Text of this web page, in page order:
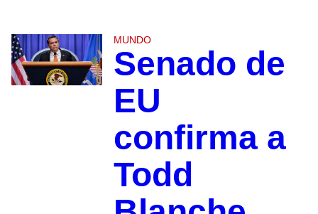
MUNDO
Senado de
EU
confirma a
Todd